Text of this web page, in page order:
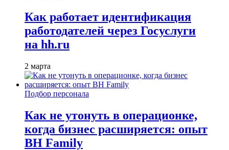
Как работает идентификация
работодателей через Госуслуги
на hh.ru
2 марта
Подбор персонала
Как не утонуть в операционке,
когда бизнес расширяется: опыт
BH Family